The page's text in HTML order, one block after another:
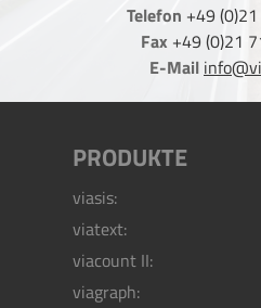
Telefon +49
Fax +49 (0)21
E-Mail
PRODUKTE
viasis:
viatext:
viacount II:
viagraph: